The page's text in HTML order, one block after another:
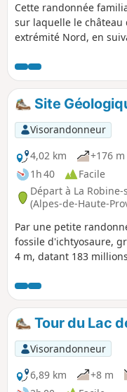
Cette randonnée
sur laquelle le château
extrémité Nord, en
magnifique panorama
Montagne de Céüse et
plaine, côté Durance,
familiaux.
Site
Visorandonneur
4,02 km
+176 m
1h 40
Facile
Départ à La
(Alpes-de-Haute-
Par une petite
fossile d'ichtyosaure,
4 m, datant 183
chênes pubescents
site archéologique se
Tour du Lac
Visorandonneur
6,89 km
+8 m